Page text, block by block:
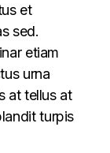
et
sed.
etiam
urna
at tellus at
turpis